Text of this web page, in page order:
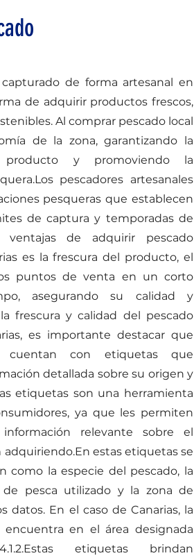
de forma artesanal en
de adquirir productos frescos,
Al comprar pescado local
de la zona, garantizando la
producto y promoviendo la
Los pescadores artesanales
pesqueras que establecen
de captura y temporadas de
de adquirir pescado
es la frescura del producto, el
puntos de venta en un corto
asegurando su calidad y
frescura y calidad del pescado
es importante destacar que
cuentan con etiquetas que
detallada sobre su origen y
etiquetas son una herramienta
ya que les permiten
relevante sobre el
adquiriendo.En estas etiquetas se
como la especie del pescado, la
pesca utilizado y la zona de
datos. En el caso de Canarias, la
en el área designada
Estas etiquetas brindan